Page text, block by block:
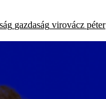
gazdaság virovácz péter